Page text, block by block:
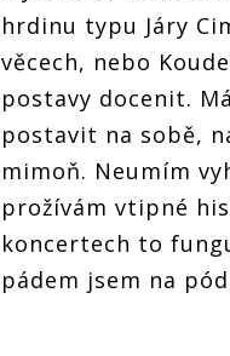
hrdinu typu Járy
věcech, nebo
postavy docenit.
postavit na sobě,
mimoň. Neumím
prožívám vtipné
koncertech to
pádem jsem na